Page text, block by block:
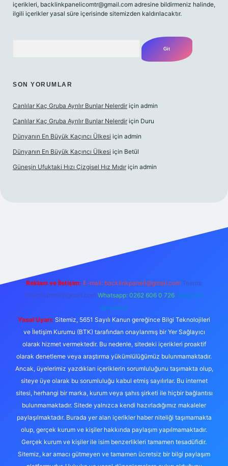
içerikleri, backlinkpanelicomtr@gmail.com adresine bildirmeniz halinde,
ilgili içerikler yasal süre içerisinde sitemizden kaldırılacaktır.
SON YORUMLAR
Canlılar Kaç Gruba Ayrılır Bunlar Nelerdir için admin
Canlılar Kaç Gruba Ayrılır Bunlar Nelerdir için Duru
Dünyanın En Büyük Kaçıncı Ülkesi için admin
Dünyanın En Büyük Kaçıncı Ülkesi için Betül
Güneşin Ufuktaki Hızı Çizgisel Hız Mıdır için admin
Reklam ve İletişim: E-mail: backlinkpaneli@gmail.com Teams:
forumhizmeti@gmail.com Whatsapp: 0262 606 0 726 Telegram:
@karabul
Yasal Uyarı: Sitemiz, 5651 Sayılı Kanun gereğince Bilgi Teknolojileri
ve İletişim Kurumu (BTK) tarafından onaylanmış bir Yer Sağlayıcı
olarak hizmet vermektedir. Bu nedenle, sitedeki içerikleri proaktif
olarak denetleme veya araştırma yükümlülüğümüz bulunmamaktadır.
Ancak, üyelerimiz yazdıkları içeriklerin sorumluluğunu taşımakta olup,
siteye üye olarak bu sorumluluğu kabul etmiş sayılırlar. Bu internet
sitesi, herhangi bir marka, kurum veya şahıs şirketi ile hiçbir bağlantısı
bulunmamaktadır. Sitede yalnızca kendi hazırladığımız makaleler
paylaşılmaktadır. Burada yer alan içerikler haber niteliği taşımamakta
olup, gerçek kurum ve kişiler hakkında paylaşım yapılmamaktadır.
Gerçek kurum ve kişiler ile isim benzerlikleri tamamen tesadüfidir.
Sitemiz, kar amacı gütmeyen ve tamamen ücretsiz bir bilgi paylaşım